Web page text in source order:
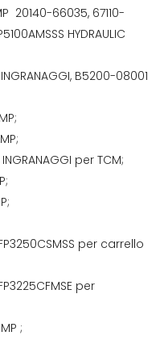
20140-66035, 67110-
HYDRAULIC
INGRANAGGI, B5200-08001
INGRANAGGI per TCM;
per carrello
per
;